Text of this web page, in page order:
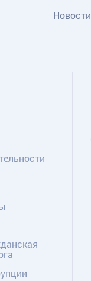
Новости